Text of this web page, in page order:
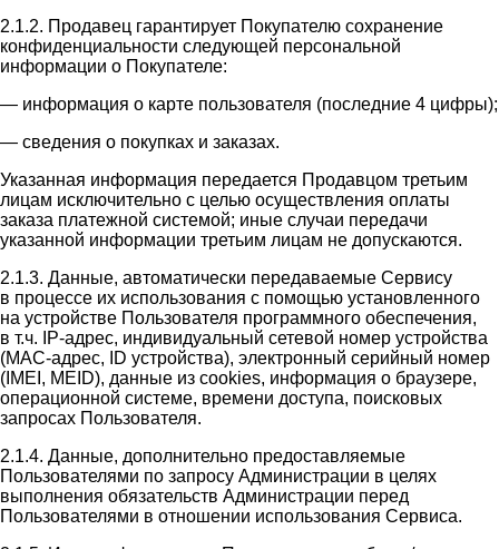
2.1.2. Продавец гарантирует Покупателю сохранение
конфиденциальности следующей персональной
информации о Покупателе:
— информация о карте пользователя (последние 4 цифры);
— сведения о покупках и заказах.
Указанная информация передается Продавцом третьим
лицам исключительно с целью осуществления оплаты
заказа платежной системой; иные случаи передачи
указанной информации третьим лицам не допускаются.
2.1.3. Данные, автоматически передаваемые Сервису
в процессе их использования с помощью установленного
на устройстве Пользователя программного обеспечения,
в т.ч. IP-адрес, индивидуальный сетевой номер устройства
(MAC-адрес, ID устройства), электронный серийный номер
(IMEI, MEID), данные из cookies, информация о браузере,
операционной системе, времени доступа, поисковых
запросах Пользователя.
2.1.4. Данные, дополнительно предоставляемые
Пользователями по запросу Администрации в целях
выполнения обязательств Администрации перед
Пользователями в отношении использования Сервиса.